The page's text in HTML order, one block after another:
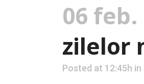
06 feb.
zilelor
Posted at 12:45h in